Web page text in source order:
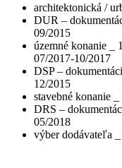
architektonická /
DUR –
09/2015
územné konanie _
07/2017-10/2017
DSP –
12/2015
stavebné konanie
DRS –
05/2018
výber dodávateľa